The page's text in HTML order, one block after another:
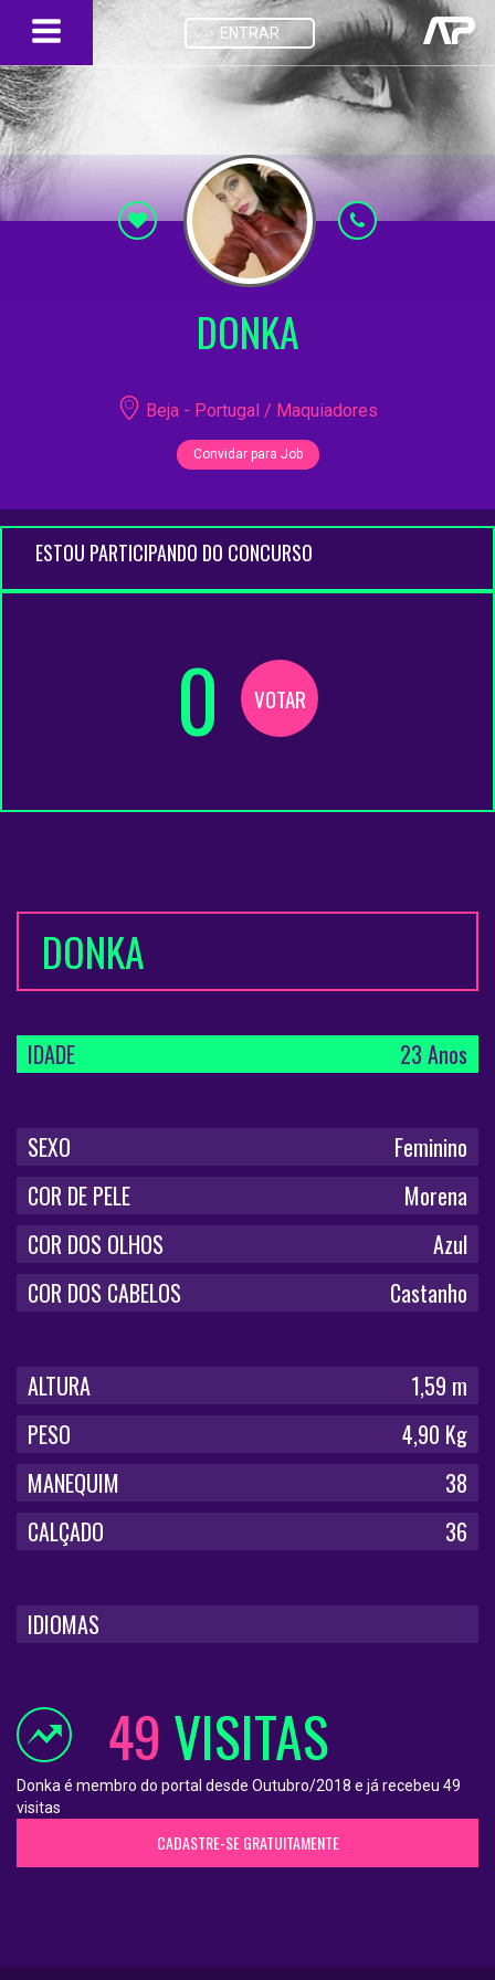
ENTRAR
DONKA
Beja - Portugal / Maquiadores
Convidar para Job
ESTOU PARTICIPANDO DO CONCURSO
0 VOTAR
DONKA
IDADE 23 Anos
SEXO
Feminino
COR DE PELE
Morena
COR DOS OLHOS
Azul
COR DOS CABELOS
Castanho
ALTURA
1,59 m
PESO
4,90 Kg
MANEQUIM
38
CALÇADO
36
IDIOMAS
49 VISITAS
Donka é membro do portal desde Outubro/2018 e já recebeu 49
visitas
CADASTRE-SE GRATUITAMENTE